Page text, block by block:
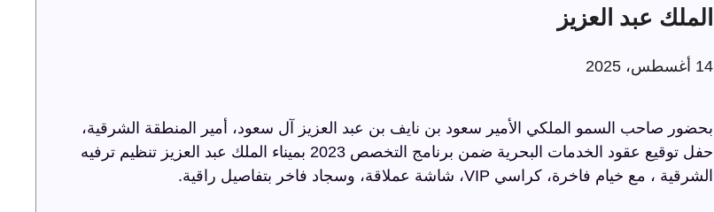
الملك عبد العزيز
14 أغسطس، 2025
بحضور صاحب السمو الملكي الأمير سعود بن نايف بن عبد العزيز آل سعود، أمير المنطقة الشرقية،
حفل توقيع عقود الخدمات البحرية ضمن برنامج التخصص 2023 بميناء الملك عبد العزيز تنظيم ترفيه
الشرقية ، مع خيام فاخرة، كراسي VIP، شاشة عملاقة، وسجاد فاخر بتفاصيل راقية.